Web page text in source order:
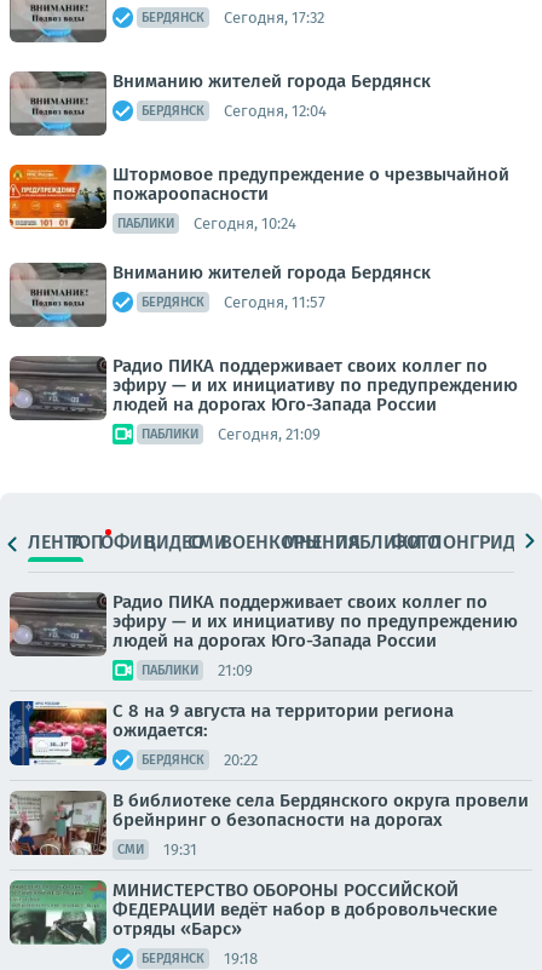
БЕРДЯНСК Сегодня, 17:32
Вниманию жителей города Бердянск
БЕРДЯНСК Сегодня, 12:04
Штормовое предупреждение о чрезвычайной
пожароопасности
ПАБЛИКИ Сегодня, 10:24
Вниманию жителей города Бердянск
БЕРДЯНСК Сегодня, 11:57
Радио ПИКА поддерживает своих коллег по
эфиру — и их инициативу по предупреждению
людей на дорогах Юго-Запада России
ПАБЛИКИ Сегодня, 21:09
ЛЕНТАТОПОФИЦ.ВИДЕОСМИВОЕНКОРЫМНЕНИЯПАБЛИКИ
ФОТОЛОНГРИДЫ
Радио ПИКА поддерживает своих коллег по
эфиру — и их инициативу по предупреждению
людей на дорогах Юго-Запада России
ПАБЛИКИ 21:09
С 8 на 9 августа на территории региона
ожидается:
БЕРДЯНСК 20:22
В библиотеке села Бердянского округа провели
брейнринг о безопасности на дорогах
СМИ 19:31
МИНИСТЕРСТВО ОБОРОНЫ РОССИЙСКОЙ
ФЕДЕРАЦИИ ведёт набор в добровольческие
отряды «Барс»
БЕРДЯНСК 19:18